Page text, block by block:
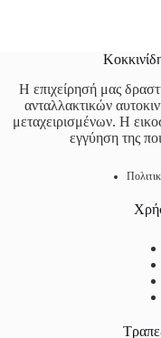
Η επιχείρησή μας
ανταλλακτικών
μεταχειρισμένων. Η
εγγύηση της